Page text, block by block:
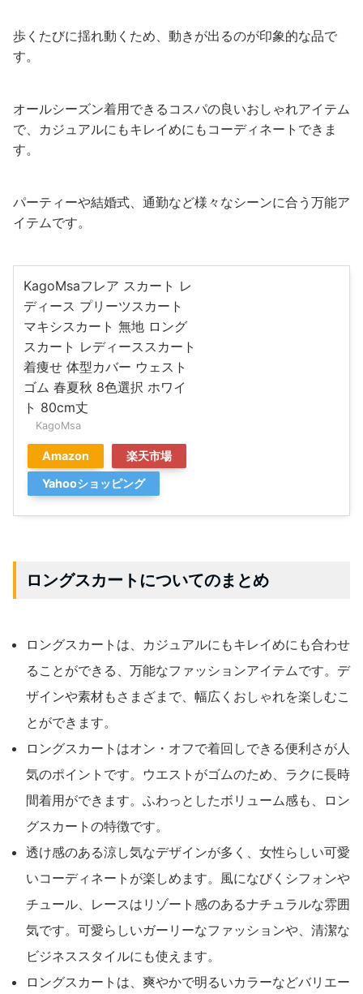
歩くたびに揺れ動くため、動きが出るのが印象的な品で
す。
オールシーズン着用できるコスパの良いおしゃれアイテム
で、カジュアルにもキレイめにもコーディネートできま
す。
パーティーや結婚式、通勤など様々なシーンに合う万能ア
イテムです。
KagoMsaフレア スカート レ
ディース プリーツスカート
マキシスカート 無地 ロング
スカート レディーススカート
着痩せ 体型カバー ウェスト
ゴム 春夏秋 8色選択 ホワイ
ト 80cm丈
KagoMsa
Amazon
楽天市場
Yahooショッピング
ロングスカートについてのまとめ
ロングスカートは、カジュアルにもキレイめにも合わせ
ることができる、万能なファッションアイテムです。デ
ザインや素材もさまざまで、幅広くおしゃれを楽しむこ
とができます。
ロングスカートはオン・オフで着回しできる便利さが人
気のポイントです。ウエストがゴムのため、ラクに長時
間着用ができます。ふわっとしたボリューム感も、ロン
グスカートの特徴です。
透け感のある涼し気なデザインが多く、女性らしい可愛
いコーディネートが楽しめます。風になびくシフォンや
チュール、レースはリゾート感のあるナチュラルな雰囲
気です。可愛らしいガーリーなファッションや、清潔な
ビジネススタイルにも使えます。
ロングスカートは、爽やかで明るいカラーなどバリエー